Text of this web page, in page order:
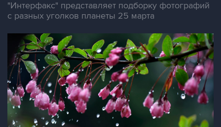
"Интерфакс" представляет подборку фотографий
с разных уголков планеты 25 марта